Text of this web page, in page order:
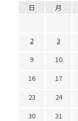
日 月
2
3
9
10
16
17
23
24
30
31